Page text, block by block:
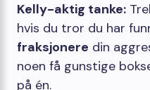
Kelly-aktig tanke:
hvis du tror du har
fraksjonere din
noen få gunstige
på én.